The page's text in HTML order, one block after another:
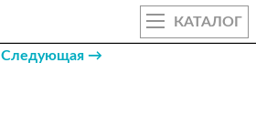
КАТАЛОГ
Следующая →